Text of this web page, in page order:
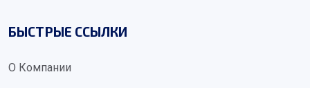
БЫСТРЫЕ ССЫЛКИ
О Компании